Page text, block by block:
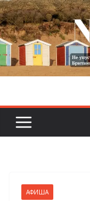
Skip
to
content
АФИША